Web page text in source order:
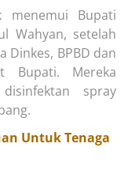
menemui Bupati
Wahyan, setelah
Dinkes, BPBD dan
Bupati. Mereka
spray
Untuk Tenaga